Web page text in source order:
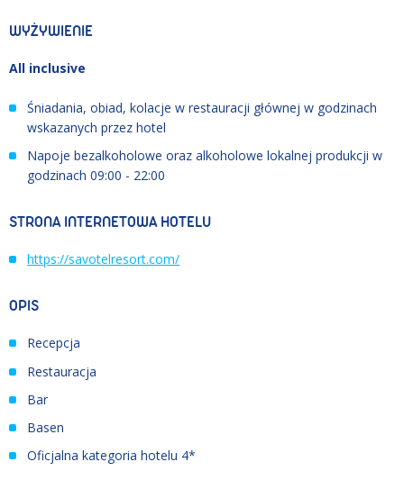
WYŻYWIENIE
All inclusive
Śniadania, obiad, kolacje w restauracji głównej w godzinach
wskazanych przez hotel
Napoje bezalkoholowe oraz alkoholowe lokalnej produkcji w
godzinach 09:00 - 22:00
STRONA INTERNETOWA HOTELU
https://savotelresort.com/
OPIS
Recepcja
Restauracja
Bar
Basen
Oficjalna kategoria hotelu 4*